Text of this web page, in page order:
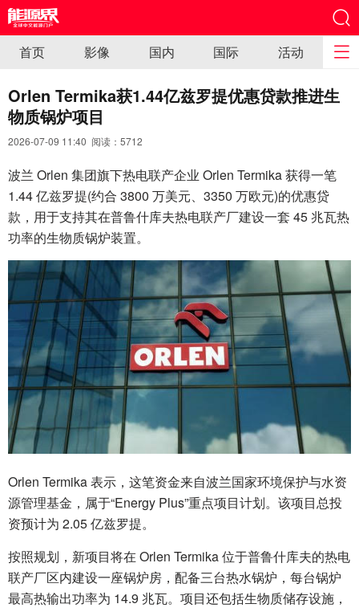
首页 影像 国内 国际 活动
Orlen Termika获1.44亿兹罗提优惠贷款推进生
物质锅炉项目
2026-07-09 11:40 阅读： 5712
波兰 Orlen 集团旗下热电联产企业 Orlen Termika 获得一笔
1.44 亿兹罗提(约合 3800 万美元、3350 万欧元)的优惠贷
款，用于支持其在普鲁什库夫热电联产厂建设一套 45 兆瓦热
功率的生物质锅炉装置。
Orlen Termika 表示，这笔资金来自波兰国家环境保护与水资
源管理基金，属于“Energy Plus”重点项目计划。该项目总投
资预计为 2.05 亿兹罗提。
按照规划，新项目将在 Orlen Termika 位于普鲁什库夫的热电
联产厂区内建设一座锅炉房，配备三台热水锅炉，每台锅炉
最高热输出功率为 14.9 兆瓦。项目还包括生物质储存设施，